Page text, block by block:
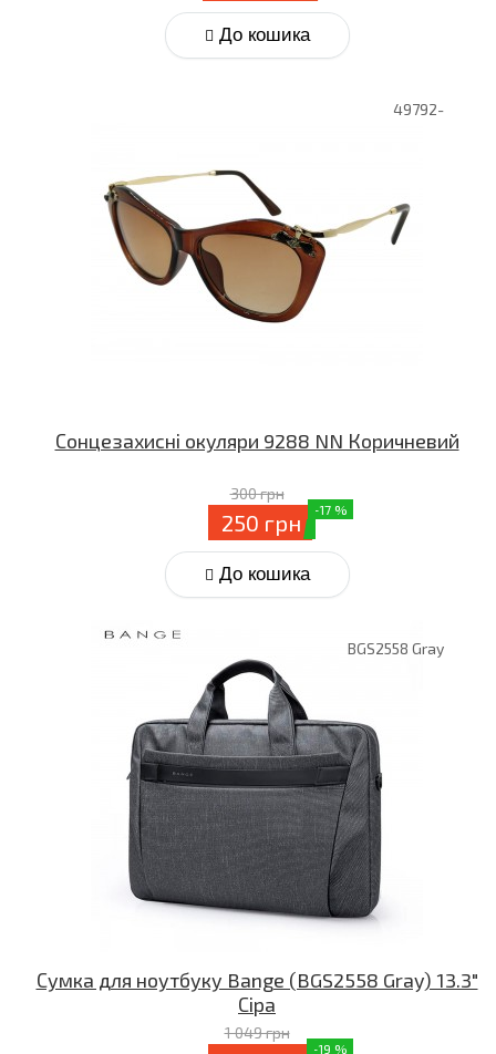
До кошика
49792-
Сонцезахисні окуляри 9288 NN Коричневий
300 грн
250 грн -17 %
До кошика
BGS2558 Gray
Сумка для ноутбуку Bange (BGS2558 Gray) 13.3″
Сіра
1 049 грн
-19 %